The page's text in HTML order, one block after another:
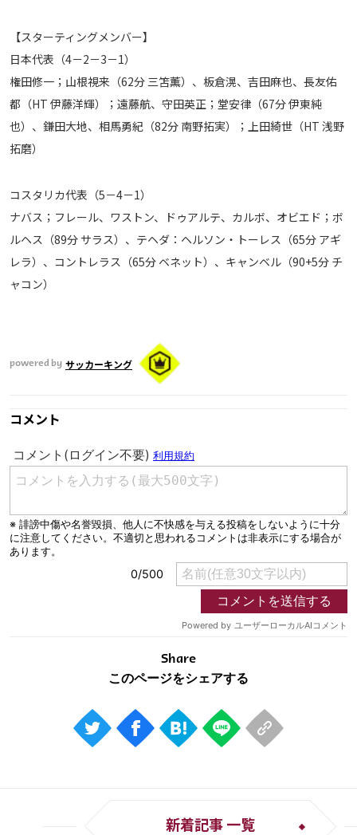
【スターティングメンバー】
日本代表（4－2－3－1）
権田修一；山根視来（62分 三笘薫）、板倉滉、吉田麻也、長友佑
都（HT 伊藤洋輝）；遠藤航、守田英正；堂安律（67分 伊東純
也）、鎌田大地、相馬勇紀（82分 南野拓実）；上田綺世（HT 浅野
拓磨）
コスタリカ代表（5－4－1）
ナバス；フレール、ワストン、ドゥアルテ、カルボ、オビエド；ボ
ルヘス（89分 サラス）、テヘダ：ヘルソン・トーレス（65分 アギ
レラ）、コントレラス（65分 ベネット）、キャンベル（90+5分 チ
ャコン）
powered by サッカーキング
コメント
Share
新着記事 一覧